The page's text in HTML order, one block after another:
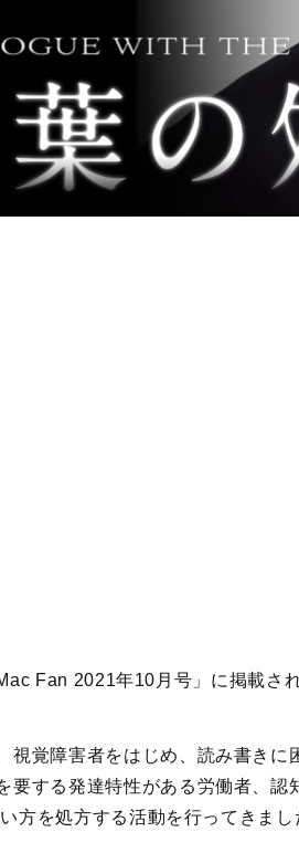
Fan 2021年10月号」に掲載され
視覚障害者をはじめ、読み書き
要する発達特性がある労働者、
方を処方する活動を行ってきまし